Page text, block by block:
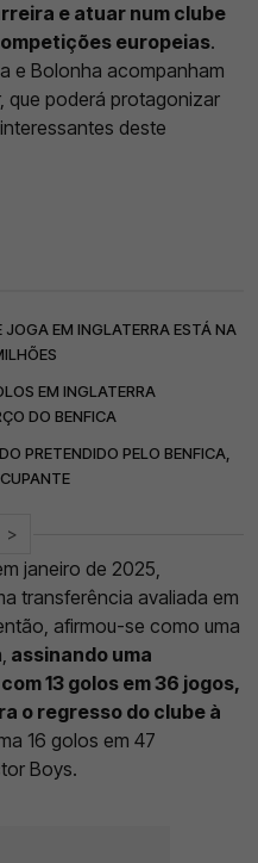
e atuar num clube
europeias.
e Bolonha acompanham
que poderá protagonizar
deste
JOGA EM INGLATERRA ESTÁ NA
EM INGLATERRA
DO BENFICA
PRETENDIDO PELO BENFICA,
>
janeiro de 2025,
transferência avaliada em
afirmou-se como uma
assinando uma
13 golos em 36 jogos,
o regresso do clube à
16 golos em 47
Boys.